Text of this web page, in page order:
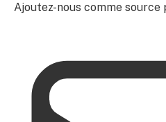
Ajoutez-nous comme